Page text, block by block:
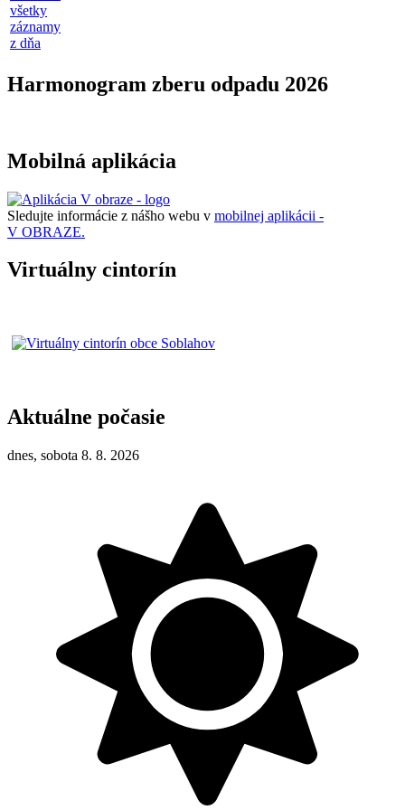
všetky
záznamy
z dňa
Harmonogram zberu odpadu 2026
Mobilná aplikácia
Sledujte informácie z nášho webu v mobilnej aplikácii -
V OBRAZE.
Virtuálny cintorín
Aktuálne počasie
dnes, sobota 8. 8. 2026